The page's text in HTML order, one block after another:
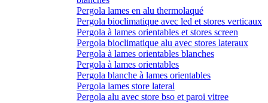
Pergola lames en alu thermolaqué
Pergola bioclimatique avec led et stores verticaux
Pergola à lames orientables et stores screen
Pergola bioclimatique alu avec stores lateraux
Pergola à lames orientables blanches
Pergola à lames orientables
Pergola blanche à lames orientables
Pergola lames store lateral
Pergola alu avec store bso et paroi vitree